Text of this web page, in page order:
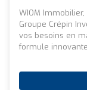
WIOM
Groupe Crépin
vos besoins en
formule